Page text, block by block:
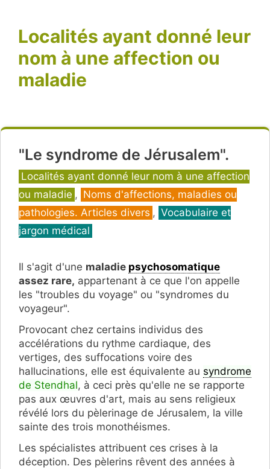
Localités ayant donné leur
nom à une affection ou
maladie
"Le syndrome de Jérusalem".
Catégories
Localités ayant donné leur nom à une affection
ou maladie , Noms d'affections, maladies ou
pathologies. Articles divers , Vocabulaire et
jargon médical
Il s'agit d'une maladie psychosomatique
assez rare, appartenant à ce que l'on appelle
les "troubles du voyage" ou "syndromes du
voyageur".
Provocant chez certains individus des
accélérations du rythme cardiaque, des
vertiges, des suffocations voire des
hallucinations, elle est équivalente au syndrome
de Stendhal, à ceci près qu'elle ne se rapporte
pas aux œuvres d'art, mais au sens religieux
révélé lors du pèlerinage de Jérusalem, la ville
sainte des trois monothéismes.
Les spécialistes attribuent ces crises à la
déception. Des pèlerins rêvent des années à